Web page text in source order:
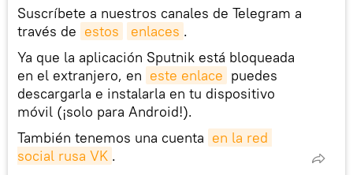
Suscríbete a nuestros canales de Telegram a
través de estos enlaces .
Ya que la aplicación Sputnik está bloqueada
en el extranjero, en este enlace puedes
descargarla e instalarla en tu dispositivo
móvil (¡solo para Android!).
También tenemos una cuenta en la red
social rusa VK .